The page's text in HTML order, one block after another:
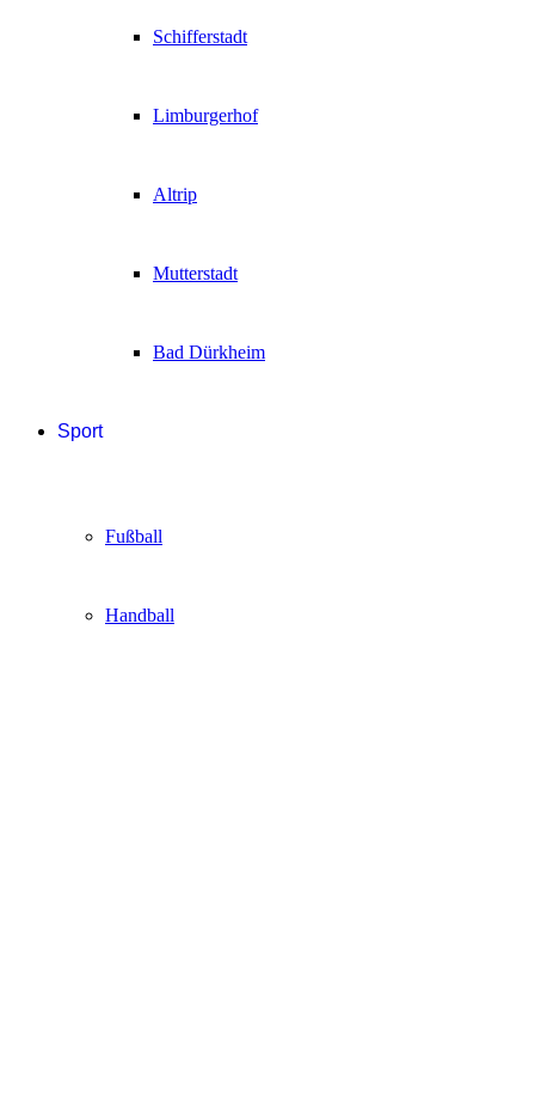
Schifferstadt
Limburgerhof
Altrip
Mutterstadt
Bad Dürkheim
Sport
Fußball
Handball